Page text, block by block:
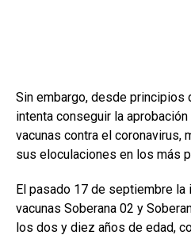
Sin embargo, desde principios
intenta conseguir la
vacunas contra el coronavirus,
sus eloculaciones en los más
El pasado 17 de septiembre la
vacunas Soberana 02 y
los dos y diez años de edad,